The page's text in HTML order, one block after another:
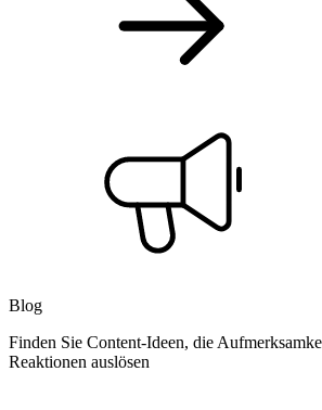
Blog
Finden Sie Content-Ideen, die
Reaktionen auslösen